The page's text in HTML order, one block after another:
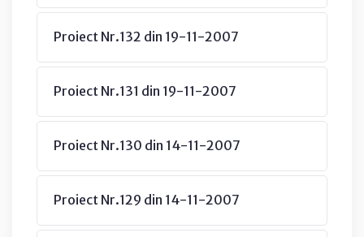
Proiect Nr.132 din 19-11-2007
Proiect Nr.131 din 19-11-2007
Proiect Nr.130 din 14-11-2007
Proiect Nr.129 din 14-11-2007